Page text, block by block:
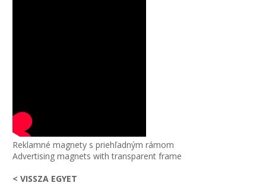
Reklamné magnety s priehľadným rámom
Advertising magnets with transparent frame
< VISSZA EGYET